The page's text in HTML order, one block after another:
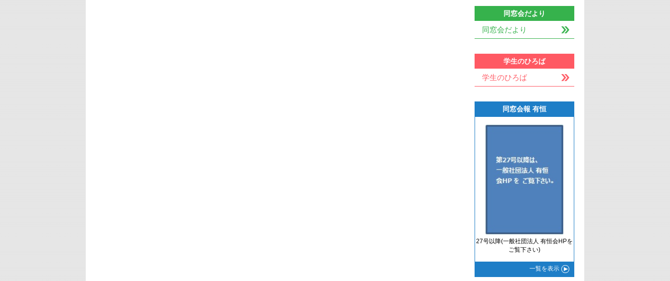
同窓会だより
同窓会だより
学生のひろば
学生のひろば
同窓会報 有恒
27号以降(一般社団法人 有恒会HPを
ご覧下さい)
一覧を表示